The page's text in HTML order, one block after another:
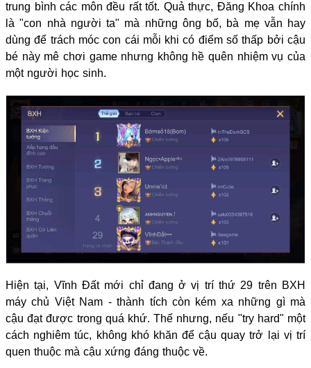
trung bình các môn đều rất tốt. Quả thực, Đăng Khoa chính
là "con nhà người ta" mà những ông bố, bà mẹ vẫn hay
dùng để trách móc con cái mỗi khi có điểm số thấp bởi cậu
bé này mê chơi game nhưng không hề quên nhiệm vụ của
một người học sinh.
Hiện tại, Vĩnh Đất mới chỉ đang ở vị trí thứ 29 trên BXH
máy chủ Việt Nam - thành tích còn kém xa những gì mà
cậu đạt được trong quá khứ. Thế nhưng, nếu "try hard" một
cách nghiêm túc, không khó khăn để cậu quay trở lại vị trí
quen thuộc mà cậu xứng đáng thuộc về.